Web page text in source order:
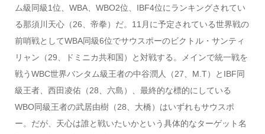
ム級同級1位、WBA、WBO2位、IBF4位にランキングされてい
る那須川天心（26、帝拳）だ。11月に予定されている世界戦の
前哨戦としてWBA同級6位でサウスポーのビクトル・サンティ
リャン（29、ドミニカ共和国）と対戦する。メインで統一戦を
戦うWBC世界バンタム級王者の中谷潤人（27、M.T）とIBF同
級王者、西田凌佑（28、六島）、最終的な標的にしている
WBO同級王者の武居由樹（28、大橋）はいずれもサウスポ
ー。だが、天心は誰と戦いたいかという具体的なターゲット名